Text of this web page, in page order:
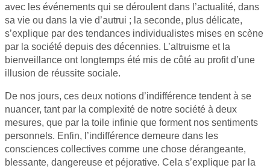
avec les événements qui se déroulent dans l’actualité, dans
sa vie ou dans la vie d’autrui ; la seconde, plus délicate,
s’explique par des tendances individualistes mises en scène
par la société depuis des décennies. L’altruisme et la
bienveillance ont longtemps été mis de côté au profit d’une
illusion de réussite sociale.
De nos jours, ces deux notions d’indifférence tendent à se
nuancer, tant par la complexité de notre société à deux
mesures, que par la toile infinie que forment nos sentiments
personnels. Enfin, l’indifférence demeure dans les
consciences collectives comme une chose dérangeante,
blessante, dangereuse et péjorative. Cela s’explique par la